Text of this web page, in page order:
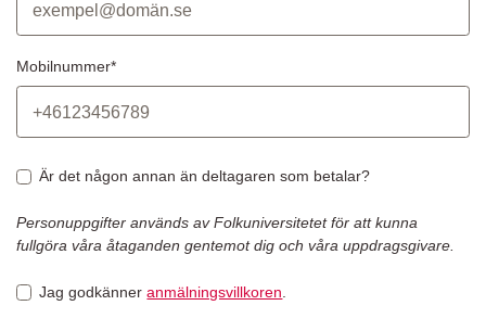
Mobilnummer*
Är det någon annan än deltagaren som betalar?
Personuppgifter används av Folkuniversitetet för att kunna
fullgöra våra åtaganden gentemot dig och våra uppdragsgivare.
Jag godkänneranmälningsvillkoren